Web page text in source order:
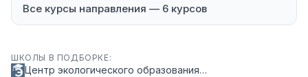
Все курсы направления — 6 курсов
ШКОЛЫ В ПОДБОРКЕ:
Центр экологического образования…